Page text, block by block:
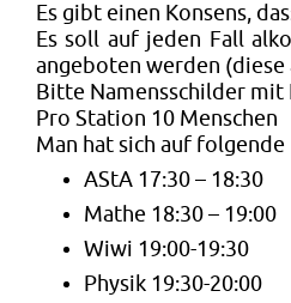
Es gibt einen Kon­sens,
Es soll auf jeden Fall
an­ge­bo­ten wer­den (diese
Bitte Na­mens­schil­der mit
Pro Sta­ti­on 10 Men­schen
Man hat sich auf
AStA 17:30 – 18:30
Mathe 18:30 – 19:00
Wiwi 19:00-19:30
Phy­sik 19:30-20:00